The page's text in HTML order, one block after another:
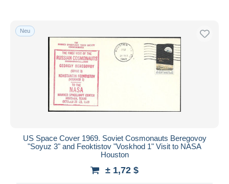
Neu
US Space Cover 1969. Soviet Cosmonauts Beregovoy
"Soyuz 3" and Feoktistov "Voskhod 1" Visit to NASA
Houston
± 1,72 $